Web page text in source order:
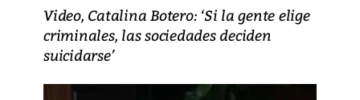
Video, Catalina Botero: ‘Si la gente elige
criminales, las sociedades deciden
suicidarse’